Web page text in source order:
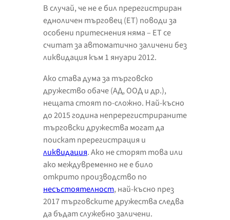
В случай, че не е бил пререгистриран
едноличен търговец (ЕТ) поводи за
особени притеснения няма – ЕТ се
считат за автоматично заличени без
ликвидация към 1 януари 2012.
Ако става дума за търговско
дружество обаче (АД, ООД и др.),
нещата стоят по-сложно. Най-късно
до 2015 година непререгистрираните
търговски дружества могат да
поискат пререгистрация и
ликвидация. Ако не сторят това или
ако междувременно не е било
открито производство по
несъстоятелност, най-късно през
2017 търговските дружества следва
да бъдат служебно заличени.